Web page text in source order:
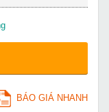
BÁO GIÁ NHANH